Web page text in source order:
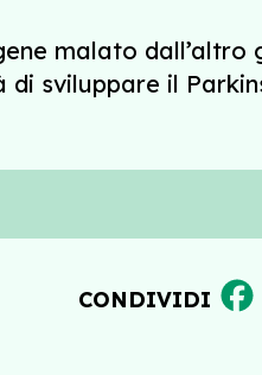
malato
sviluppare il
CONDIVIDI